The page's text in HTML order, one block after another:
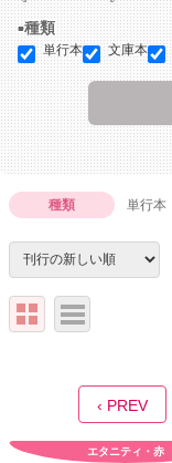
種類
単行本 文庫本
種類 単行本
‹ PREV
エタニティ・赤